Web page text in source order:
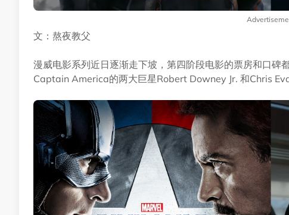
文：熬夜教父
漫威电影系列近日逐渐走下坡，第四阶段电影的票房和口碑
Captain America的两大巨星Robert Downey Jr. 和Chris